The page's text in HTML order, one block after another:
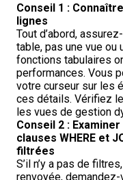
Conseil 1 :
lignes
Tout d’abord,
table, pas une vue ou
fonctions tabulaires
performances. Vous
votre curseur sur les
ces détails. Vérifiez
les vues de gestion
Conseil 2 :
clauses WHERE et
filtrées
S’il n’y a pas de
renvoyée,